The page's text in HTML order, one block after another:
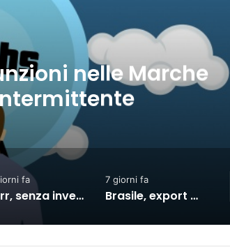
A Ferragosto
diretta
Pnrr, senza investimenti al Sud nel 2027 la crescita si dimezzerà Brasile, export verso l’Ue in crescita dall’accordo con il Mercosur